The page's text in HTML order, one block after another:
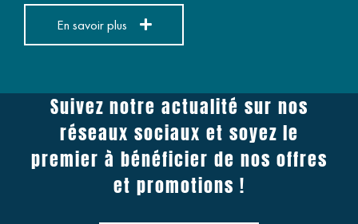
En savoir plus
Suivez notre actualité sur nos
réseaux sociaux et soyez le
premier à bénéficier de nos offres
et promotions !